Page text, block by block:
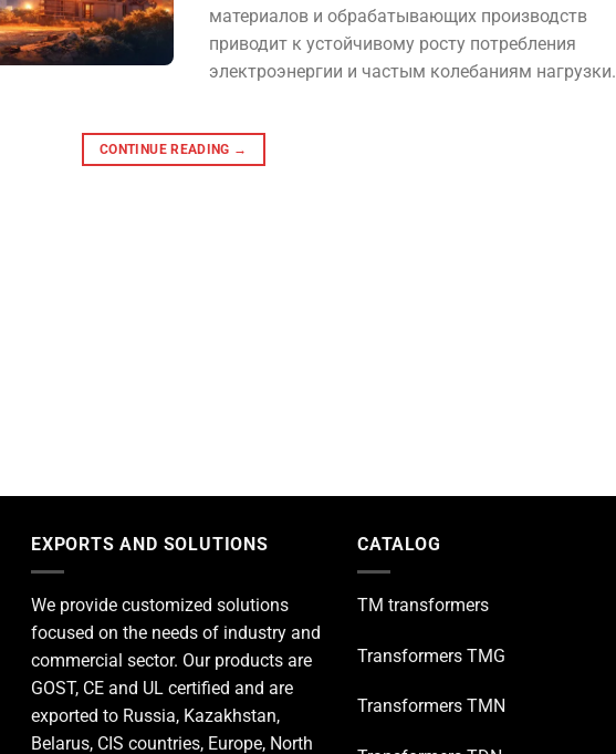
материалов и обрабатывающих производств
приводит к устойчивому росту потребления
электроэнергии и частым колебаниям нагрузки.
CONTINUE READING →
EXPORTS AND SOLUTIONS
We provide customized solutions
focused on the needs of industry and
commercial sector. Our products are
GOST, CE and UL certified and are
exported to Russia, Kazakhstan,
Belarus, CIS countries, Europe, North
CATALOG
TM transformers
Transformers TMG
Transformers TMN